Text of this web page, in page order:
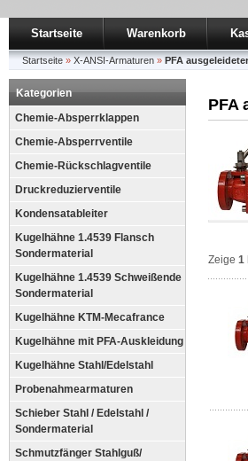
Startseite Warenkorb
Startseite » X-ANSI-Armaturen » PFA
Kategorien
Chemie-Absperrklappen
Chemie-Absperrventile
Chemie-Rückschlagventile
Druckreduzierventile
Kondensatableiter
Kugelhähne 1.4539 Flansch
Sondermaterial
Kugelhähne 1.4539 Schweißende
Sondermaterial
Kugelhähne KTM-Mecafrance
Kugelhähne mit PFA-Auskleidung
Kugelhähne Stahl/Edelstahl
Probenahmearmaturen
Schieber Stahl / Edelstahl /
Sondermaterial
Schmutzfänger Stahlguß/
PFA
Zeige 1